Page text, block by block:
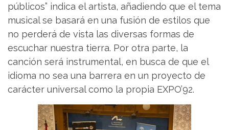
públicos” indica el artista, añadiendo que el tema
musical se basará en una fusión de estilos que
no perderá de vista las diversas formas de
escuchar nuestra tierra. Por otra parte, la
canción será instrumental, en busca de que el
idioma no sea una barrera en un proyecto de
carácter universal como la propia EXPO’92.